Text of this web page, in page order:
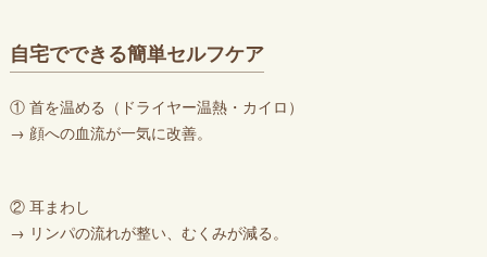
自宅でできる簡単セルフケア
① 首を温める（ドライヤー温熱・カイロ）
→ 顔への血流が一気に改善。
② 耳まわし
→ リンパの流れが整い、むくみが減る。